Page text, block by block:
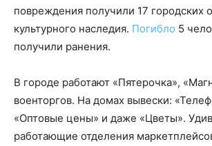
повреждения получили 17 городских
культурного наследия. Погибло 5
получили ранения.
В городе работают «Пятерочка»,
военторгов. На домах вывески:
«Оптовые цены» и даже «Цветы».
работающие отделения